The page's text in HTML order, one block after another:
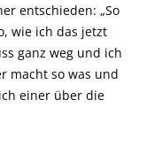
entschieden: „So
wie ich das jetzt
ganz weg und ich
macht so was und
einer über die